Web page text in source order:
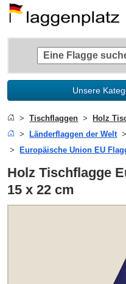
Unsere
Tischflaggen Holz
Länderflaggen der Welt
Europäische Union EU
Holz Tischflagge
15 x 22 cm